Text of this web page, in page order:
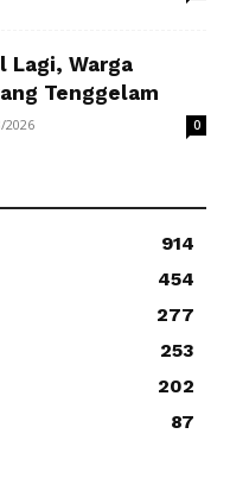
Lagi, Warga
Tenggelam
2026 0
914
454
277
253
202
87